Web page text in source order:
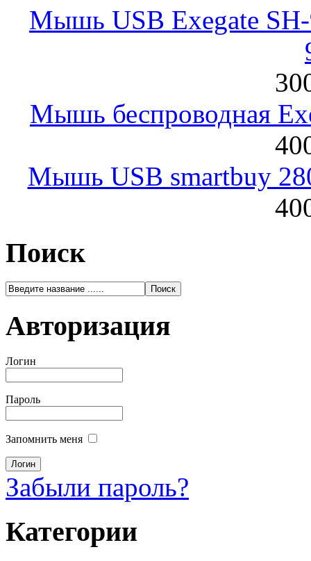
Мышь USB Exegate
Мышь беспроводная
Мышь USB smartbuy
Поиск
Авторизация
Логин
Пароль
Запомнить меня
Забыли пароль?
Категории